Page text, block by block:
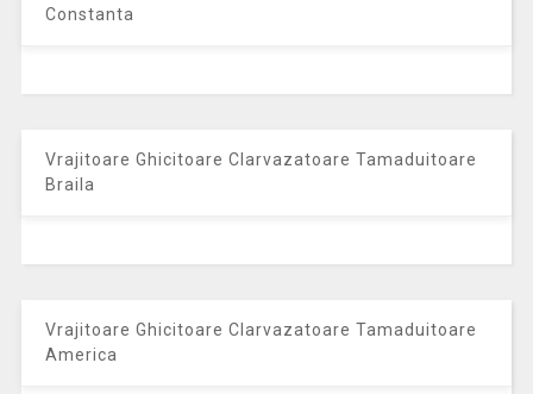
Constanta
Vrajitoare Ghicitoare Clarvazatoare Tamaduitoare
Braila
Vrajitoare Ghicitoare Clarvazatoare Tamaduitoare
America